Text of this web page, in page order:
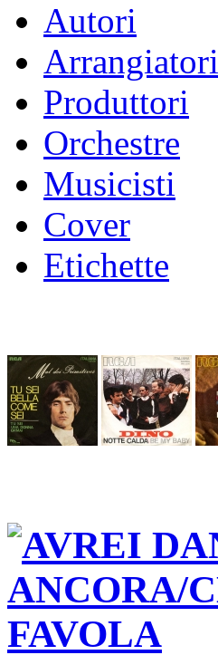
Autori
Arrangiatori
Produttori
Orchestre
Musicisti
Cover
Etichette